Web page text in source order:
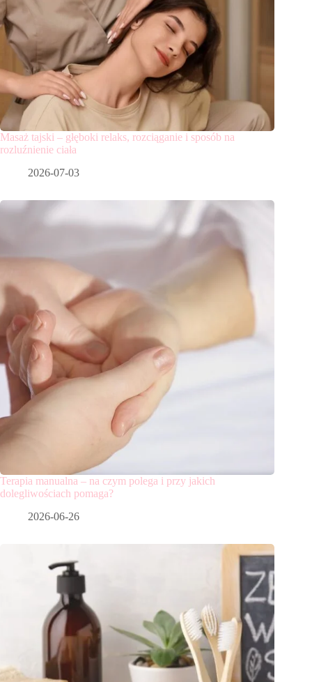
Masaż tajski – głęboki relaks, rozciąganie i sposób na
rozluźnienie ciała
2026-07-03
Terapia manualna – na czym polega i przy jakich
dolegliwościach pomaga?
2026-06-26